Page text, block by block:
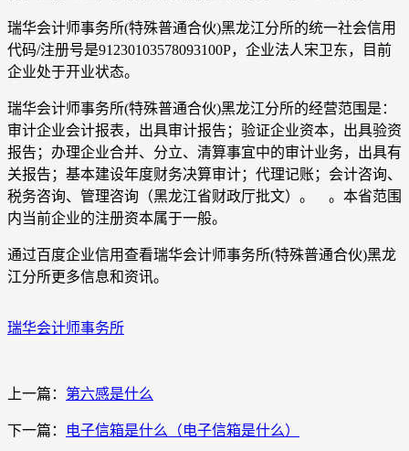
瑞华会计师事务所(特殊普通合伙)黑龙江分所的统一社会信用
代码/注册号是91230103578093100P，企业法人宋卫东，目前
企业处于开业状态。
瑞华会计师事务所(特殊普通合伙)黑龙江分所的经营范围是：
审计企业会计报表，出具审计报告；验证企业资本，出具验资
报告；办理企业合并、分立、清算事宜中的审计业务，出具有
关报告；基本建设年度财务决算审计；代理记账；会计咨询、
税务咨询、管理咨询（黑龙江省财政厅批文）。 。本省范围
内当前企业的注册资本属于一般。
通过百度企业信用查看瑞华会计师事务所(特殊普通合伙)黑龙
江分所更多信息和资讯。
瑞华会计师事务所
上一篇： 第六感是什么
下一篇： 电子信箱是什么（电子信箱是什么）